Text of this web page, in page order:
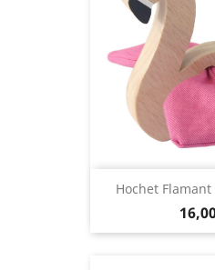
Hochet Flamant